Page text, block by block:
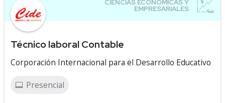
Técnico laboral Contable
Corporación Internacional para el Desarrollo Educativo
Presencial